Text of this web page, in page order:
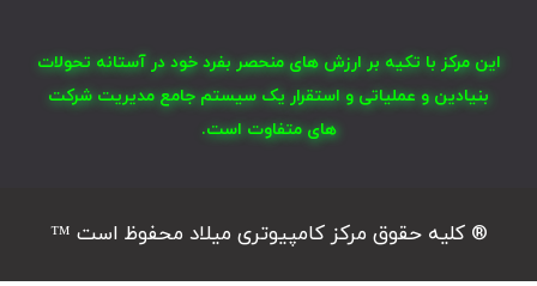
این مرکز با تکیه بر ارزش های منحصر بفرد خود در آستانه تحولات
بنیادین و عملیاتی و استقرار یک سیستم جامع مدیریت شرکت
های متفاوت است.
® کلیه حقوق مرکز کامپیوتری میلاد محفوظ است ™